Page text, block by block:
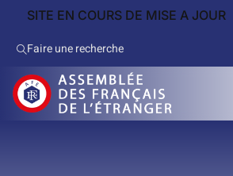
SITE EN COURS DE MISE A JOUR
Faire une recherche